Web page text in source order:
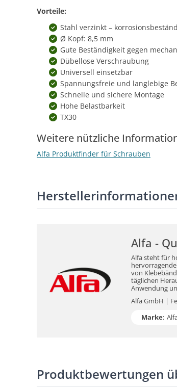
Vorteile:
Stahl verzinkt –
Ø Kopf: 8,5 mm
Gute Beständigkeit gegen
Dübellose Verschraubung
Universell einsetzbar
Spannungsfreie und langlebige
Schnelle und sichere Montage
Hohe Belastbarkeit
TX30
Weitere nützliche
Alfa Produktfinder für Schrauben
Alfa -
Alfa steht für
von
täglichen
Anwendung
Alfa GmbH |
Marke:
Produktbewertungen